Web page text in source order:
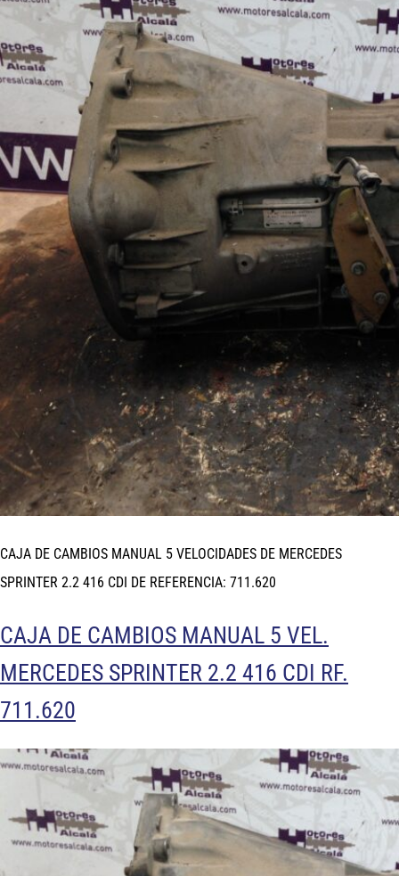
CAJA DE CAMBIOS MANUAL 5 VELOCIDADES DE MERCEDES
SPRINTER 2.2 416 CDI DE REFERENCIA: 711.620
CAJA DE CAMBIOS MANUAL 5 VEL.
MERCEDES SPRINTER 2.2 416 CDI RF.
711.620